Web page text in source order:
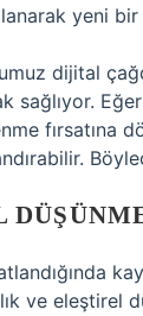
yeni
dijital
sağlıyor.
fırsatına
ve eleştirel